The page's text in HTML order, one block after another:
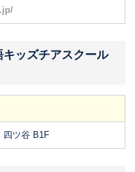
ッズチアスクール
四ツ谷 B1F